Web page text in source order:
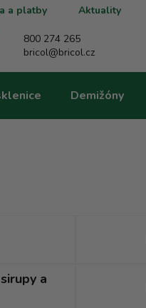
a platby Aktuality
800 274 265
bricol@bricol.cz
Demižóny
a